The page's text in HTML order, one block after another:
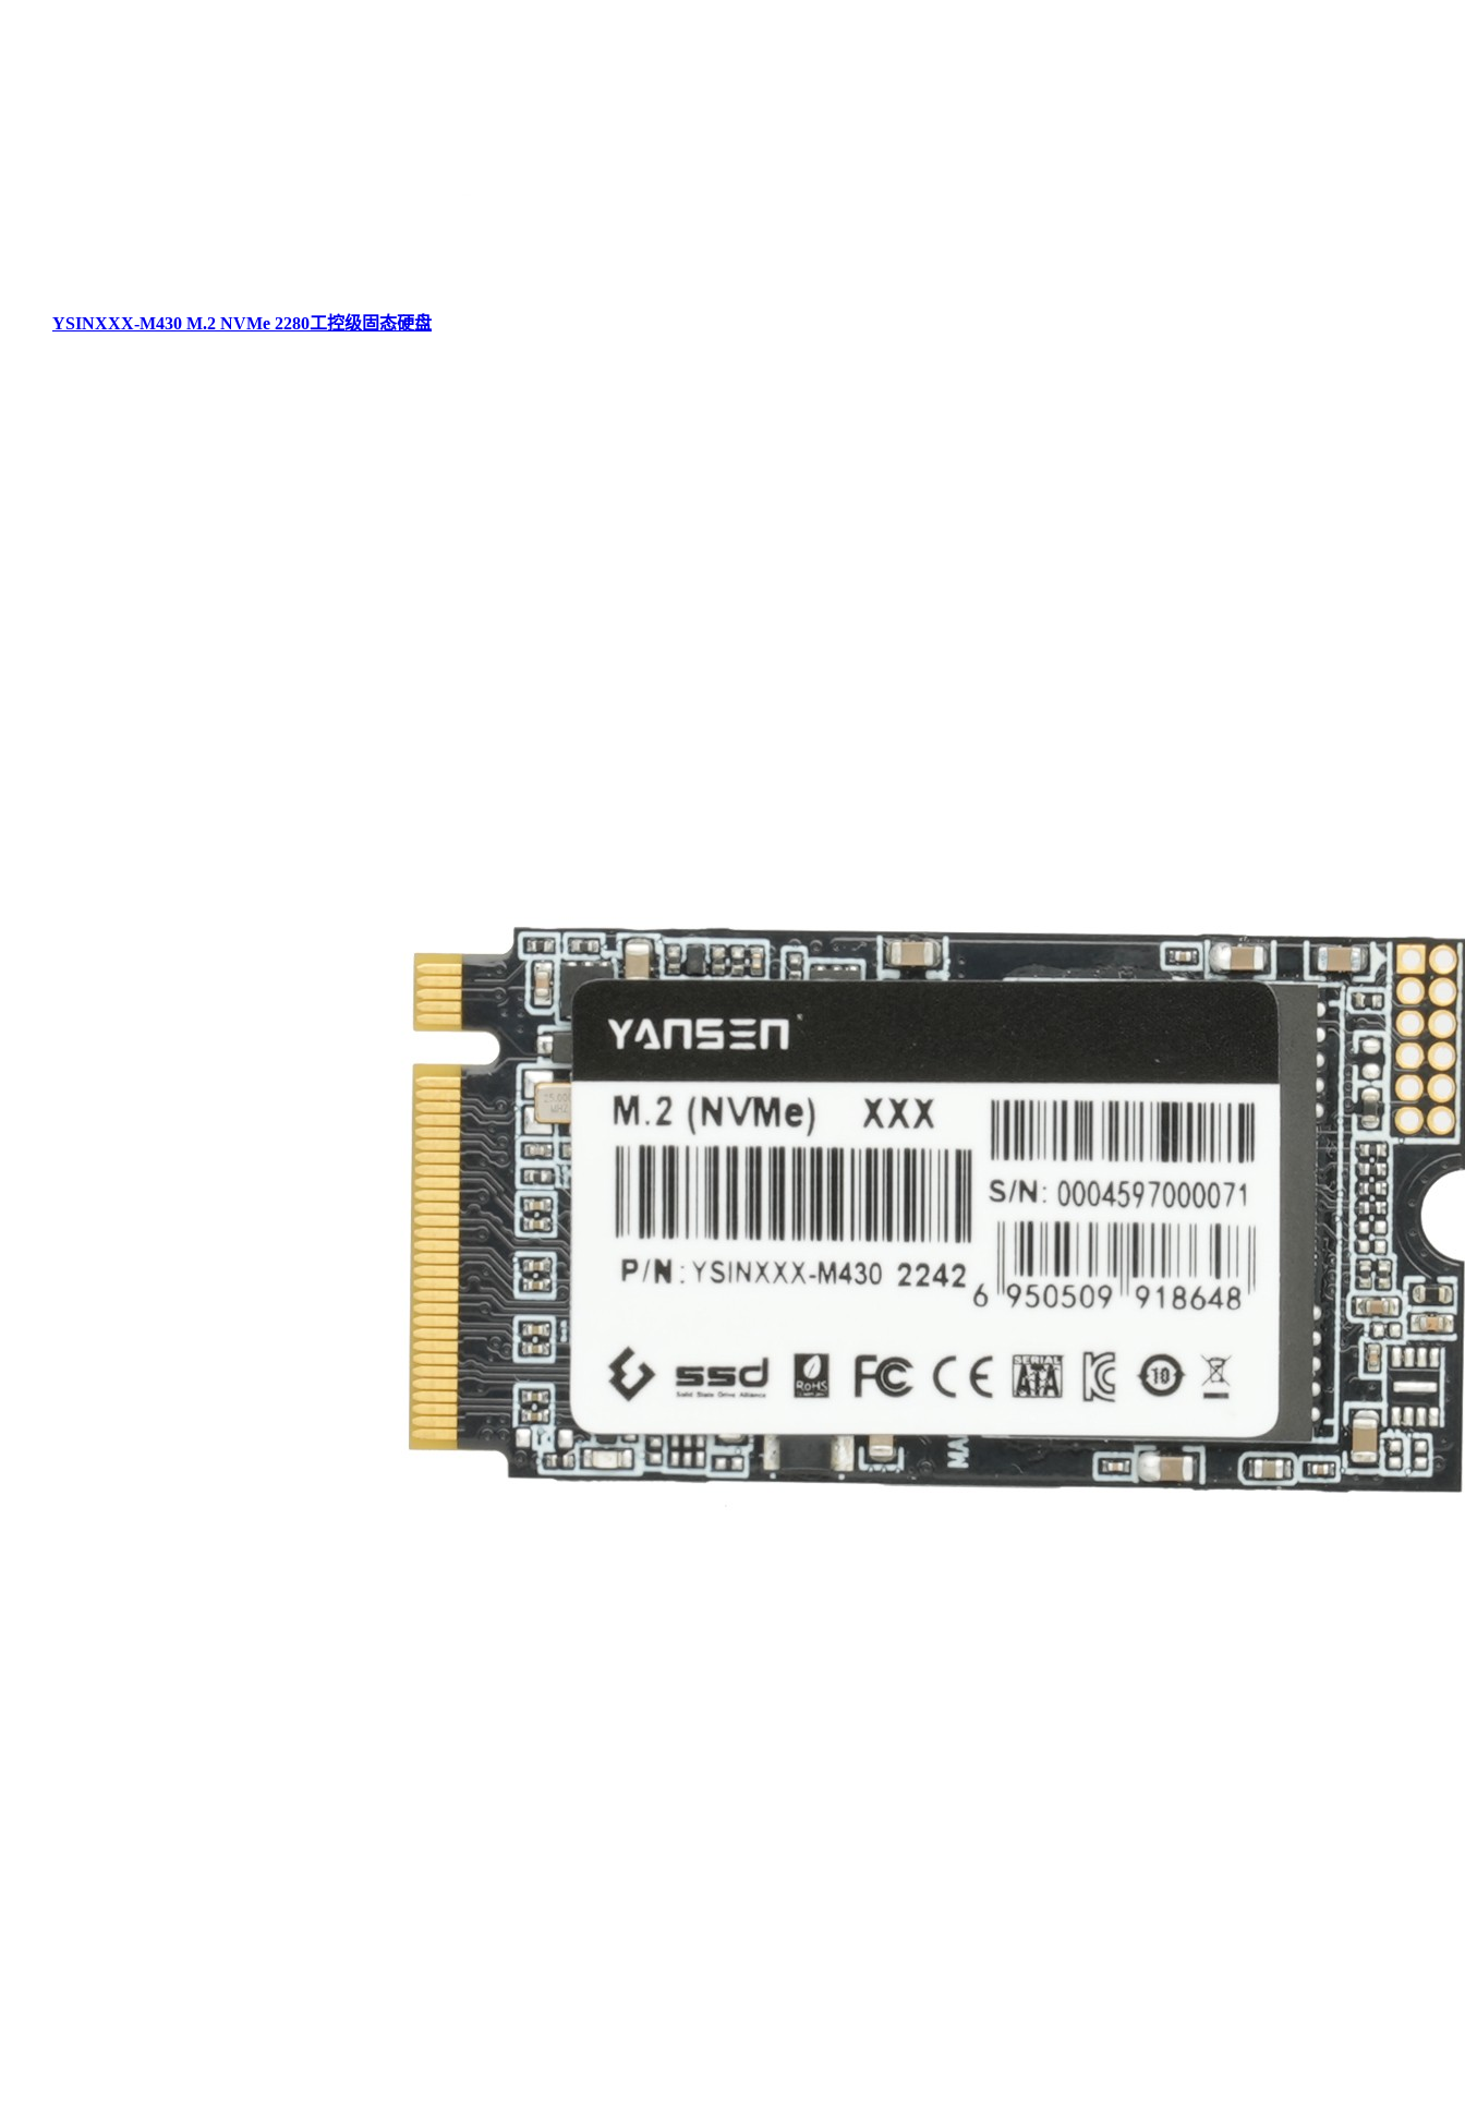
YSINXXX-M430 M.2 NVMe 2280工控级固态硬盘